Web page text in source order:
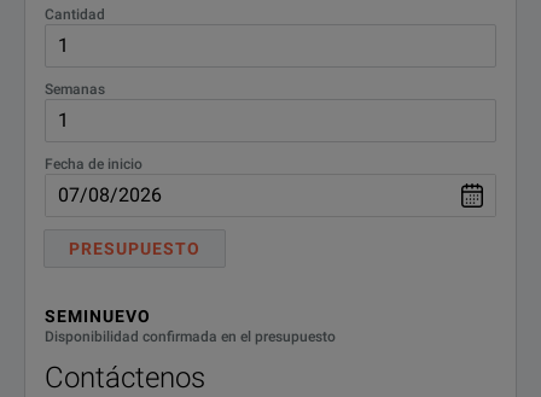
Cantidad
Semanas
Fecha de inicio
PRESUPUESTO
SEMINUEVO
Disponibilidad confirmada en el presupuesto
Contáctenos